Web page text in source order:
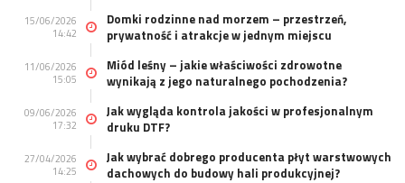
15/06/2026
14:42
Domki rodzinne nad morzem – przestrzeń,
prywatność i atrakcje w jednym miejscu
11/06/2026
15:05
Miód leśny – jakie właściwości zdrowotne
wynikają z jego naturalnego pochodzenia?
09/06/2026
17:32
Jak wygląda kontrola jakości w profesjonalnym
druku DTF?
27/04/2026
14:25
Jak wybrać dobrego producenta płyt warstwowych
dachowych do budowy hali produkcyjnej?